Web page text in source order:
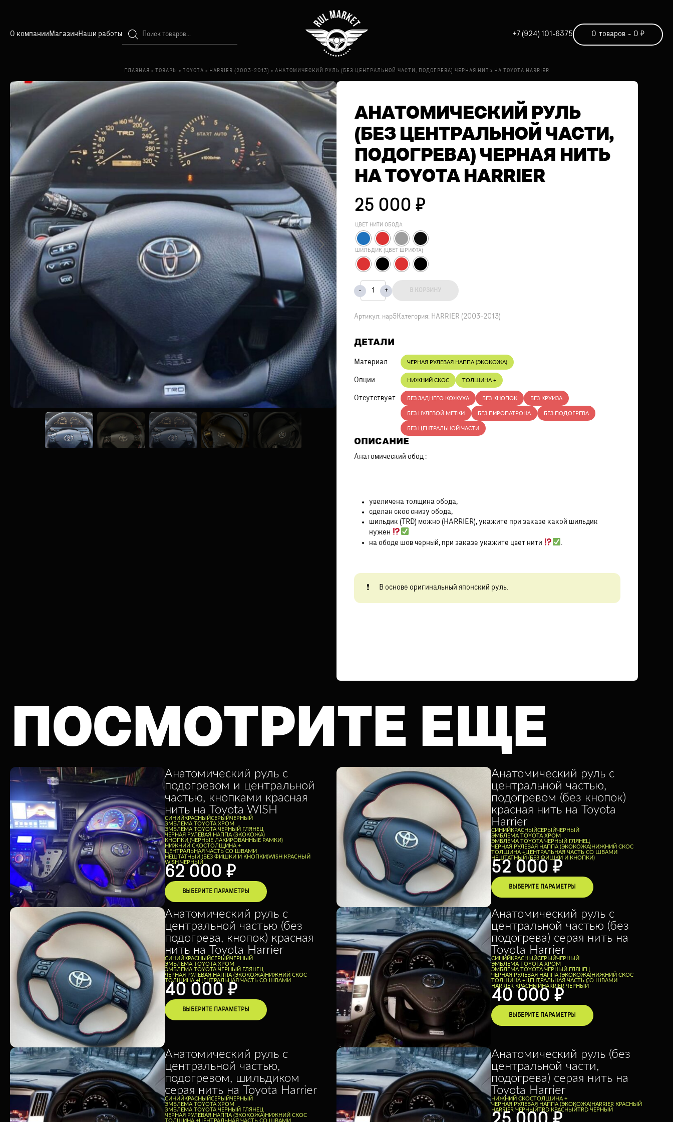
О компанииМагазинНаши работытоваров
+7 (924) 101-6375 0 товаров - 0 ₽
ГЛАВНАЯ » ТОВАРЫ » TOYOTA » HARRIER (2003-2013) » АНАТОМИЧЕСКИЙ РУЛЬ (БЕЗ ЦЕНТРАЛЬНОЙ ЧАСТИ, ПОДОГРЕВА) ЧЕРНАЯ НИТЬ НА TOYOTA HARRIER
АНАТОМИЧЕСКИЙ РУЛЬ
(БЕЗ ЦЕНТРАЛЬНОЙ ЧАСТИ,
ПОДОГРЕВА) ЧЕРНАЯ НИТЬ
НА TOYOTA HARRIER
25 000 ₽
ЦВЕТ НИТИ ОБОДА
ШИЛЬДИК (ЦВЕТ ШРИФТА)
В КОРЗИНУ
Артикул: нар5Категория: HARRIER (2003-2013)
ОПИСАНИЕ
Анатомический обод :
увеличена толщина обода,
сделан скос снизу обода,
шильдик (TRD) можно (HARRIER), укажите при заказе какой шильдик
нужен
на ободе шов черный, при заказе укажите цвет нити
.
В основе оригинальный японский руль.
ДЕТАЛИ
Материал ЧЕРНАЯ РУЛЕВАЯ НАППА (ЭКОКОЖА)
Опции НИЖНИЙ СКОС ТОЛЩИНА +
Отсутствует БЕЗ ЗАДНЕГО КОЖУХА БЕЗ КНОПОК БЕЗ КРУИЗА
БЕЗ НУЛЕВОЙ МЕТКИ БЕЗ ПИРОПАТРОНА БЕЗ ПОДОГРЕВА
БЕЗ ЦЕНТРАЛЬНОЙ ЧАСТИ
ПОСМОТРИТЕ ЕЩЕ
Анатомический руль с
подогревом и центральной
частью, кнопками красная
нить на Toyota WISH
CИНИЙКРАСНЫЙСЕРЫЙЧЕРНЫЙ
ЭМБЛЕМА TOYOTA ХРОМ
ЭМБЛЕМА TOYOTA ЧЕРНЫЙ ГЛЯНЕЦ
ЧЕРНАЯ РУЛЕВАЯ НАППА (ЭКОКОЖА)
КНОПКИ (ЧЕРНЫЕ ЛАКИРОВАННЫЕ РАМКИ)
НИЖНИЙ СКОСТОЛЩИНА +
ЦЕНТРАЛЬНАЯ ЧАСТЬ СО ШВАМИ
НЕШТАТНЫЙ (БЕЗ ФИШКИ И КНОПКИ)WISH КРАСНЫЙ
WISH ЧЕРНЫЙ
62 000 ₽
ВЫБЕРИТЕ ПАРАМЕТРЫ
Анатомический руль с
центральной частью,
подогревом (без кнопок)
красная нить на Toyota
Harrier
CИНИЙКРАСНЫЙСЕРЫЙЧЕРНЫЙ
ЭМБЛЕМА TOYOTA ХРОМ
ЭМБЛЕМА TOYOTA ЧЕРНЫЙ ГЛЯНЕЦ
ЧЕРНАЯ РУЛЕВАЯ НАППА (ЭКОКОЖА)НИЖНИЙ СКОС
ТОЛЩИНА +ЦЕНТРАЛЬНАЯ ЧАСТЬ СО ШВАМИ
НЕШТАТНЫЙ (БЕЗ ФИШКИ И КНОПКИ)
52 000 ₽
ВЫБЕРИТЕ ПАРАМЕТРЫ
Анатомический руль с
центральной частью (без
подогрева, кнопок) красная
нить на Toyota Harrier
CИНИЙКРАСНЫЙСЕРЫЙЧЕРНЫЙ
ЭМБЛЕМА TOYOTA ХРОМ
ЭМБЛЕМА TOYOTA ЧЕРНЫЙ ГЛЯНЕЦ
ЧЕРНАЯ РУЛЕВАЯ НАППА (ЭКОКОЖА)НИЖНИЙ СКОС
ТОЛЩИНА +ЦЕНТРАЛЬНАЯ ЧАСТЬ СО ШВАМИ
40 000 ₽
ВЫБЕРИТЕ ПАРАМЕТРЫ
Анатомический руль с
центральной частью (без
подогрева) серая нить на
Toyota Harrier
CИНИЙКРАСНЫЙСЕРЫЙЧЕРНЫЙ
ЭМБЛЕМА TOYOTA ХРОМ
ЭМБЛЕМА TOYOTA ЧЕРНЫЙ ГЛЯНЕЦ
ЧЕРНАЯ РУЛЕВАЯ НАППА (ЭКОКОЖА)НИЖНИЙ СКОС
ТОЛЩИНА +ЦЕНТРАЛЬНАЯ ЧАСТЬ СО ШВАМИ
HARRIER КРАСНЫЙHARRIER ЧЕРНЫЙ
40 000 ₽
ВЫБЕРИТЕ ПАРАМЕТРЫ
Анатомический руль с
центральной частью,
подогревом, шильдиком
серая нить на Toyota Harrier
CИНИЙКРАСНЫЙСЕРЫЙЧЕРНЫЙ
ЭМБЛЕМА TOYOTA ХРОМ
ЭМБЛЕМА TOYOTA ЧЕРНЫЙ ГЛЯНЕЦ
ЧЕРНАЯ РУЛЕВАЯ НАППА (ЭКОКОЖА)НИЖНИЙ СКОС
ТОЛЩИНА +ЦЕНТРАЛЬНАЯ ЧАСТЬ СО ШВАМИ
Анатомический руль (без
центральной части,
подогрева) серая нить на
Toyota Harrier
НИЖНИЙ СКОСТОЛЩИНА +
ЧЕРНАЯ РУЛЕВАЯ НАППА (ЭКОКОЖА)HARRIER КРАСНЫЙ
HARRIER ЧЕРНЫЙTRD КРАСНЫЙTRD ЧЕРНЫЙ